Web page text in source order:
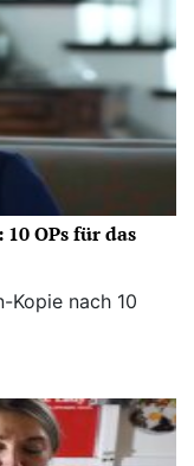
OPs für das
Kopie nach 10